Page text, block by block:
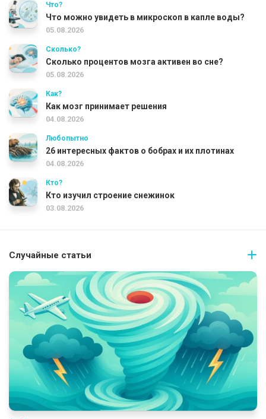
Что?
Что можно увидеть в микроскоп в капле воды?
05.08.2026
Сколько?
Сколько процентов мозга активен во сне?
05.08.2026
Как?
Как мозг принимает решения
04.08.2026
Любопытно
26 интересных фактов о бобрах и их плотинах
04.08.2026
Кто?
Кто изучил строение снежинок
03.08.2026
Случайные статьи